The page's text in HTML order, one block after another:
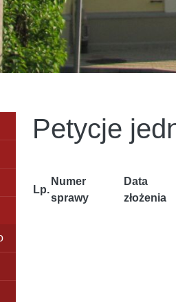
Petycje
Lp.
Numer
sprawy
Data
złożenia